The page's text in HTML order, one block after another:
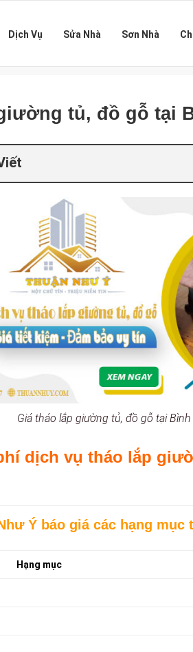
Dịch Vụ Sửa Nhà Sơn Nhà
tủ, đồ gỗ tại
Giá tháo lắp giường tủ, đồ gỗ tại Bình
dịch vụ tháo lắp
Ý báo giá các hạng
Hạng mục